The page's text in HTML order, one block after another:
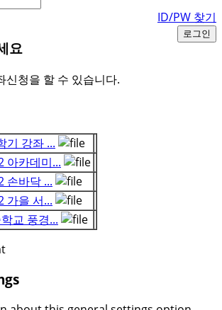
ID/PW 찾기
로그인
요
신청을 할 수 있습니다.
기 강좌 ...
아카데미...
손바닥 ...
가을 서...
교 풍경...